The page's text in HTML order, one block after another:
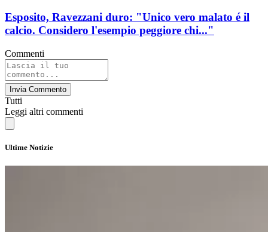
Esposito, Ravezzani duro: "Unico vero malato é il
calcio. Considero l'esempio peggiore chi..."
Commenti
Invia Commento
Tutti
Leggi altri commenti
Ultime Notizie